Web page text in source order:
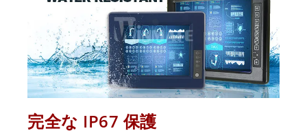
完全な IP67 保護